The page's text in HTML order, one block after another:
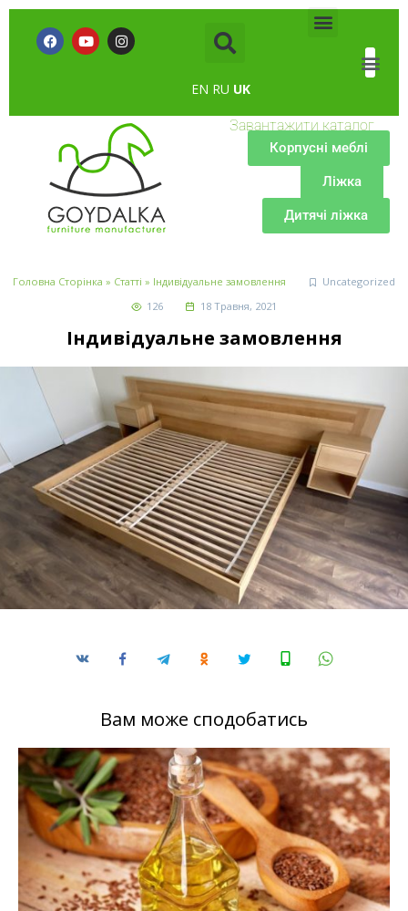
EN RU UK
Завантажити каталог
Корпусні меблі
Ліжка
Дитячі ліжка
Головна Сторінка » Статті » Індивідуальне замовлення
Uncategorized
126
18 Травня, 2021
Індивідуальне замовлення
Вам може сподобатись